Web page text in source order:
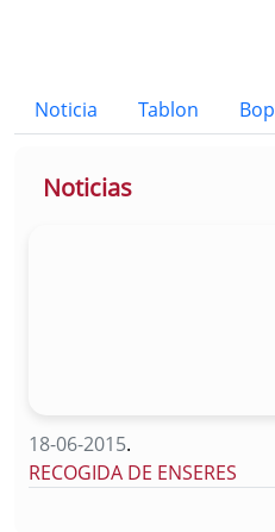
Noticia Tablon Bop
Button
Noticias
18-06-2015.
RECOGIDA DE ENSERES